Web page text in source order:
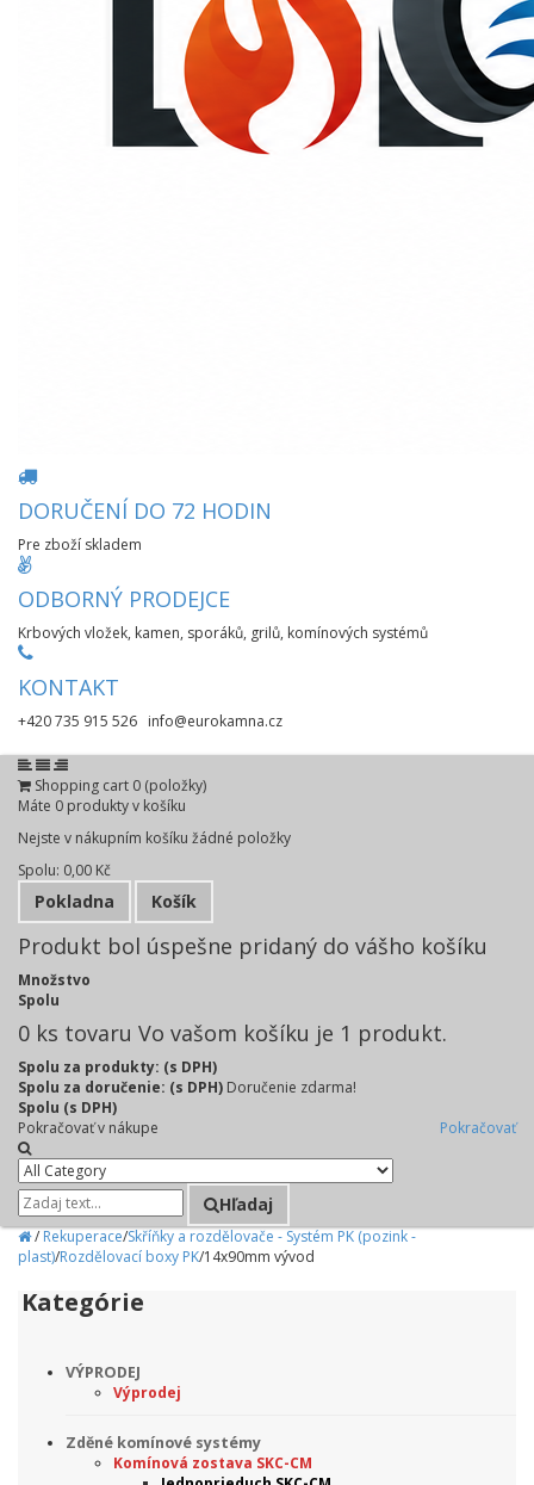
DORUČENÍ DO 72 HODIN
Pre zboží skladem
ODBORNÝ PRODEJCE
Krbových vložek, kamen, sporáků, grilů, komínových systémů
KONTAKT
+420 735 915 526 info@eurokamna.cz
Shopping cart 0 (položky)
Máte 0 produkty v košíku
Nejste v nákupním košíku žádné položky
Spolu: 0,00 Kč
Pokladna Košík
Produkt bol úspešne pridaný do vášho košíku
Množstvo
Spolu
0 ks tovaru Vo vašom košíku je 1 produkt.
Spolu za produkty: (s DPH)
Spolu za doručenie: (s DPH) Doručenie zdarma!
Spolu (s DPH)
Pokračovať v nákupe
Pokračovať
Hľadaj
/ Rekuperace/Skříňky a rozdělovače - Systém PK (pozink -
plast)/Rozdělovací boxy PK/14x90mm vývod
Kategórie
VÝPRODEJ
Výprodej
Zděné komínové systémy
Komínová zostava SKC-CM